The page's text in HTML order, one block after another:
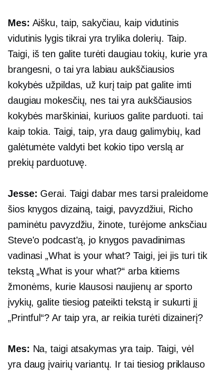
Mes: Aišku, taip, sakyčiau, kaip vidutinis
vidutinis lygis tikrai yra trylika dolerių. Taip.
Taigi, iš ten galite turėti daugiau tokių, kurie yra
brangesni, o tai yra labiau aukščiausios
kokybės užpildas, už kurį taip pat galite imti
daugiau mokesčių, nes tai yra aukščiausios
kokybės marškiniai, kuriuos galite parduoti. tai
kaip tokia. Taigi, taip, yra daug galimybių, kad
galėtumėte valdyti bet kokio tipo verslą ar
prekių parduotuvę.
Jesse: Gerai. Taigi dabar mes tarsi praleidome
šios knygos dizainą, taigi, pavyzdžiui, Richo
paminėtu pavyzdžiu, žinote, turėjome anksčiau
Steve'o podcast'ą, jo knygos pavadinimas
vadinasi „What is your what? Taigi, jei jis turi tik
tekstą „What is your what?“ arba kitiems
žmonėms, kurie klausosi naujienų ar sporto
įvykių, galite tiesiog pateikti tekstą ir sukurti jį
„Printful“? Ar taip yra, ar reikia turėti dizainerį?
Mes: Na, taigi atsakymas yra taip. Taigi, vėl
yra daug įvairių variantų. Ir tai tiesiog priklauso